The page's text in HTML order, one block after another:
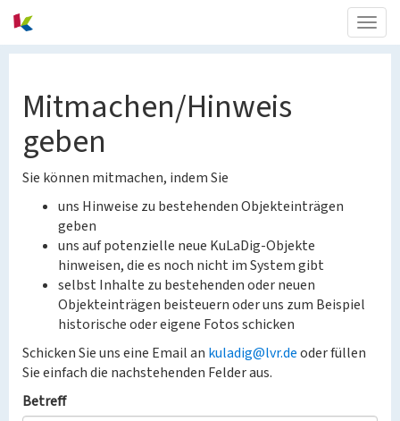
Mitmachen/Hinweis
geben
Sie können mitmachen, indem Sie
uns Hinweise zu bestehenden Objekteinträgen
geben
uns auf potenzielle neue KuLaDig-Objekte
hinweisen, die es noch nicht im System gibt
selbst Inhalte zu bestehenden oder neuen
Objekteinträgen beisteuern oder uns zum Beispiel
historische oder eigene Fotos schicken
Schicken Sie uns eine Email an kuladig@lvr.deoder füllen
Sie einfach die nachstehenden Felder aus.
Betreff